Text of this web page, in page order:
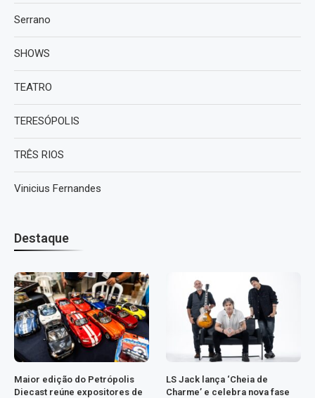
Serrano
SHOWS
TEATRO
TERESÓPOLIS
TRÊS RIOS
Vinicius Fernandes
Destaque
Maior edição do Petrópolis
Diecast reúne expositores de
LS Jack lança ‘Cheia de
Charme’ e celebra nova fase